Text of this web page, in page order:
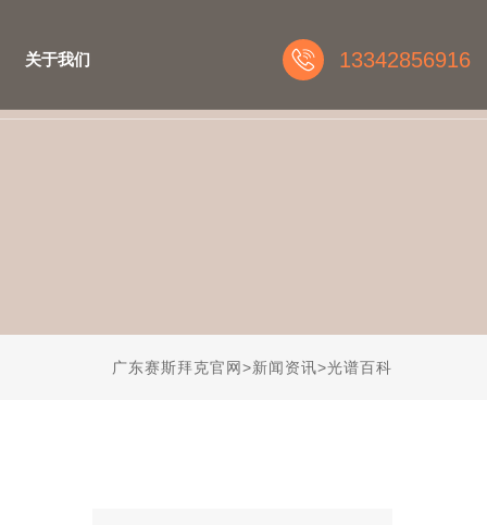
关于我们 13342856916
广东赛斯拜克官网>新闻资讯>光谱百科